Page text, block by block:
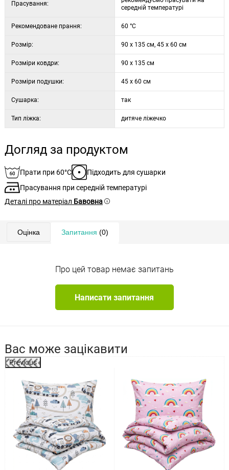
Прасування:
середній температурі
Рекомендоване прання: 60 °C
Розмір: 90 x 135 см, 45 x 60 см
Розміри ковдри: 90 x 135 см
Розміри подушки: 45 x 60 см
Сушарка: так
Тип ліжка: дитяче ліжечко
Догляд за продуктом
Прати при 60°C
Підходить для сушарки
Прасування при середній температурі
Деталі про матеріал Бавовна
Оцінка Запитання (0)
Про цей товар немає запитань
Написати запитання
Вас може зацікавити
Previous